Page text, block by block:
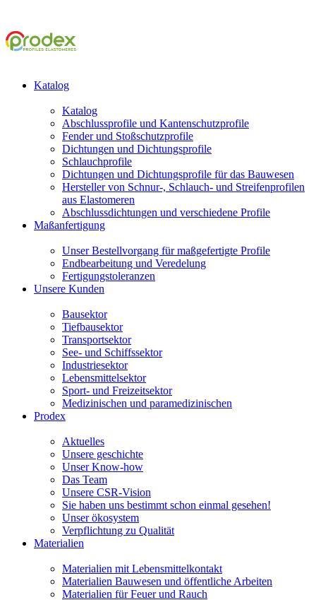
Katalog
Katalog
Abschlussprofile und Kantenschutzprofile
Fender und Stoßschutzprofile
Dichtungen und Dichtungsprofile
Schlauchprofile
Dichtungen und Dichtungsprofile für das Bauwesen
Hersteller von Schnur-, Schlauch- und Streifenprofilen
aus Elastomeren
Abschlussdichtungen und verschiedene Profile
Maßanfertigung
Unser Bestellvorgang für maßgefertigte Profile
Endbearbeitung und Veredelung
Fertigungstoleranzen
Unsere Kunden
Bausektor
Tiefbausektor
Transportsektor
See- und Schiffssektor
Industriesektor
Lebensmittelsektor
Sport- und Freizeitsektor
Medizinischen und paramedizinischen
Prodex
Aktuelles
Unsere geschichte
Unser Know-how
Das Team
Unsere CSR-Vision
Sie haben uns bestimmt schon einmal gesehen!
Unser ökosystem
Verpflichtung zu Qualität
Materialien
Materialien mit Lebensmittelkontakt
Materialien Bauwesen und öffentliche Arbeiten
Materialien für Feuer und Rauch